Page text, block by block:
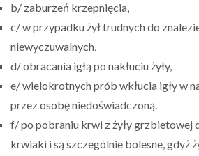
b/ zaburzeń krzepnięcia,
c/ w przypadku żył trudnych do
niewyczuwalnych,
d/ obracania igłą po nakłuciu żyły,
e/ wielokrotnych prób wkłucia igły w
przez osobę niedoświadczoną.
f/ po pobraniu krwi z żyły grzbietowej
krwiaki i są szczególnie bolesne, gdyż